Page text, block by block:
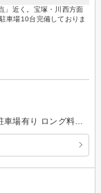
」近く。宝塚・川西方面
車場10台完備しておりま